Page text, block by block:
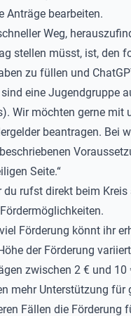
Anträge bearbeiten.
Weg,
stellen müsst, ist, den
zu füllen und
eine Jugendgruppe
. Wir möchten gerne mit
beantragen. Bei
Seite.“
du rufst direkt beim
.
Förderung könnt ihr
der Förderung
zwischen 2 € und 10
mehr Unterstützung für
Fällen die Förderung